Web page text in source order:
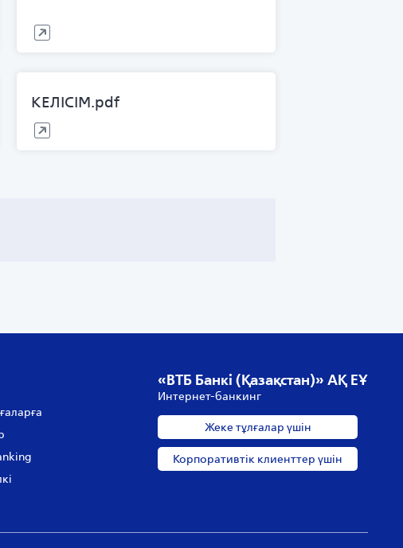
КЕЛІСІМ.pdf
«ВТБ Банкі (Қазақстан)» АҚ ЕҰ
Интернет-банкинг
Жеке тұлғалар үшін
Корпоративтік клиенттер үшін